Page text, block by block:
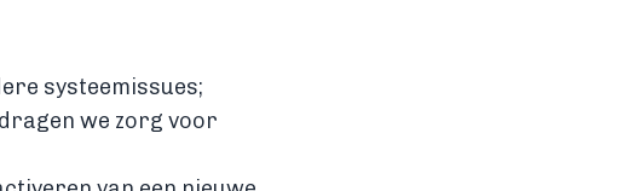
systeemissues;
we zorg voor